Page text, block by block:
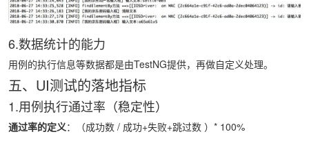
6.数据统计的能力
用例的执行信息等数据都是由TestNG提供，再做自定义处理。
五、UI测试的落地指标
1.用例执行通过率（稳定性）
通过率的定义：（成功数 / 成功+失败+跳过数 ）* 100%